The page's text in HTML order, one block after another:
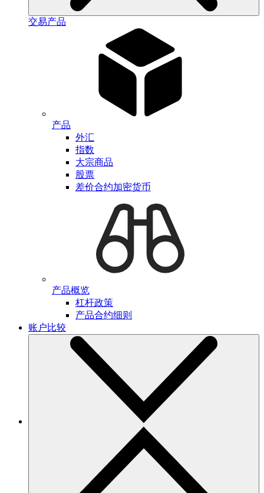
交易产品
产品
外汇
指数
大宗商品
股票
差价合约加密货币
产品概览
杠杆政策
产品合约细则
账户比较